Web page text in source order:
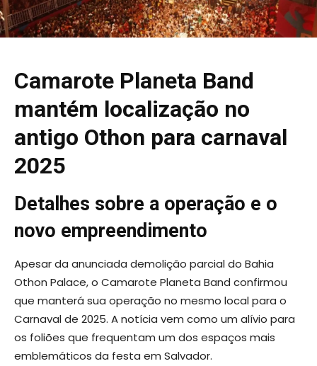
Camarote Planeta Band
mantém localização no
antigo Othon para carnaval
2025
Detalhes sobre a operação e o
novo empreendimento
Apesar da anunciada demolição parcial do Bahia
Othon Palace, o Camarote Planeta Band confirmou
que manterá sua operação no mesmo local para o
Carnaval de 2025. A notícia vem como um alívio para
os foliões que frequentam um dos espaços mais
emblemáticos da festa em Salvador.